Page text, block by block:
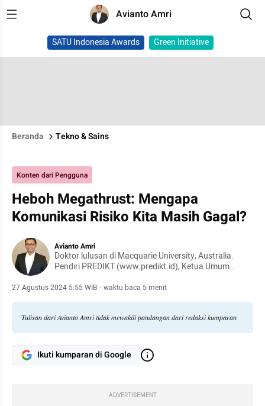
Avianto Amri
SATU Indonesia Awards Green Initiative
Beranda Tekno & Sains
Konten dari Pengguna
Heboh Megathrust: Mengapa
Komunikasi Risiko Kita Masih Gagal?
Avianto Amri
Doktor lulusan di Macquarie University, Australia.
Pendiri PREDIKT (www.predikt.id), Ketua Umum
2021 - 2027
27 Agustus 2024 5:55 WIB · waktu baca 5 menit
Tulisan dari Avianto Amri tidak mewakili pandangan dari redaksi kumparan
Ikuti kumparan di Google
ADVERTISEMENT